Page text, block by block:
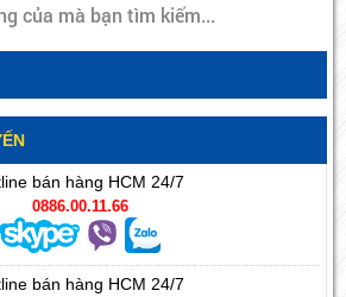
của mà bạn tìm kiếm...
bán hàng HCM 24/7
0886.00.11.66
bán hàng HCM 24/7